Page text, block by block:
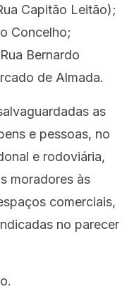
Capitão Leitão);
Concelho;
Bernardo
de Almada.
as
e pessoas, no
e rodoviária,
moradores às
comerciais,
no parecer